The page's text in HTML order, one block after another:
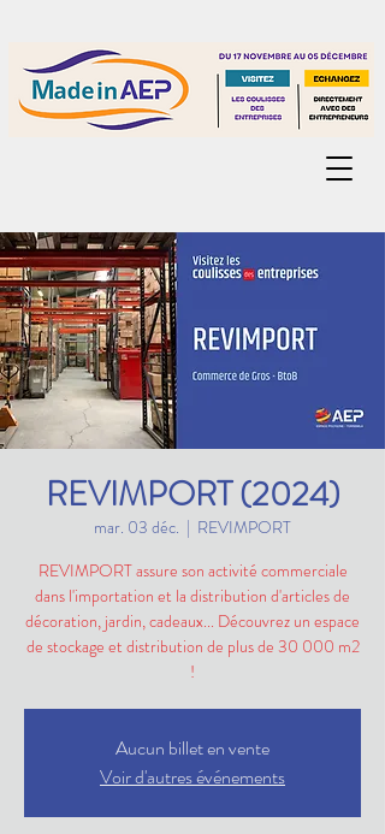
REVIMPORT (2024)
mar. 03 déc.
  |
REVIMPORT
REVIMPORT assure son activité commerciale
dans l'importation et la distribution d'articles de
décoration, jardin, cadeaux... Découvrez un espace
de stockage et distribution de plus de 30 000 m2
!
Aucun billet en vente
Voir d'autres événements